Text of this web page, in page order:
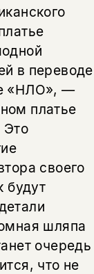
в переводе
«НЛО», —
платье
Это
своего
будут
шляпа
очередь
что не